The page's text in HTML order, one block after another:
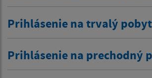
Prihlásenie na trvalý pobyt
Prihlásenie na prechodný